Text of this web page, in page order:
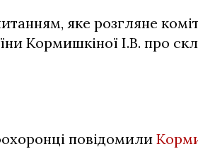
яке розгляне
Кормишкіної І.В. про
повідомили